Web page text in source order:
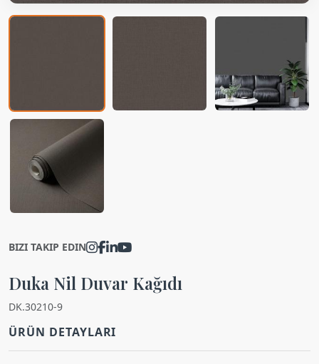
BIZI TAKIP EDIN
Duka Nil Duvar Kağıdı
DK.30210-9
ÜRÜN DETAYLARI